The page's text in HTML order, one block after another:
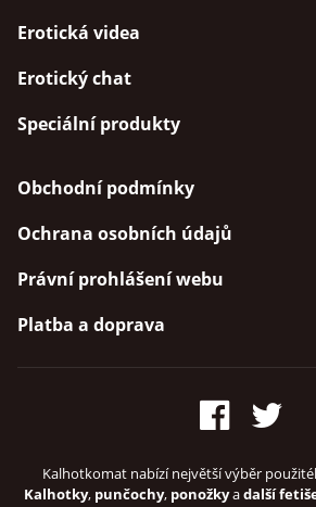
Erotická videa
Erotický chat
Speciální produkty
Obchodní podmínky
Ochrana osobních údajů
Právní prohlášení webu
Platba a doprava
Kalhotkomat nabízí největší výběr
Kalhotky, punčochy, ponožkyadalší